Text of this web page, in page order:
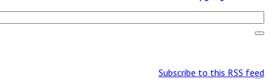
Subscribe to this RSS feed